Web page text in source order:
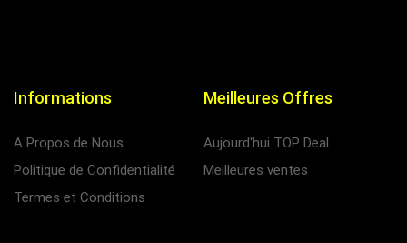
Informations
A Propos de Nous
Politique de Confidentialité
Termes et Conditions
Meilleures Offres
Aujourd'hui TOP Deal
Meilleures ventes